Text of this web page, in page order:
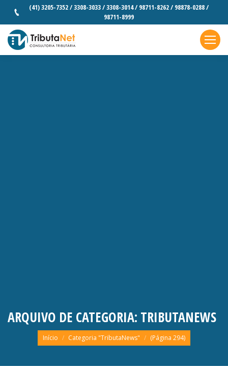
(41) 3205-7352 / 3308-3033 / 3308-3014 / 98711-8262 / 98878-0288 /
98711-8999
ARQUIVO DE CATEGORIA: TRIBUTANEWS
Você está aqui:
Início Categoria "TributaNews" (Página 294)